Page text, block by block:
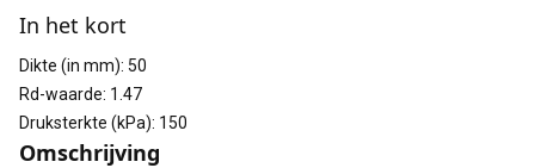
In het kort
Dikte (in mm): 50
Rd-waarde: 1.47
Druksterkte (kPa): 150
Omschrijving